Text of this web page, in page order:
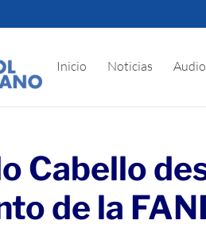
Inicio Noticias
Cabello
de la